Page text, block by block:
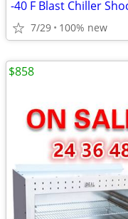
7/29 100% new
$858